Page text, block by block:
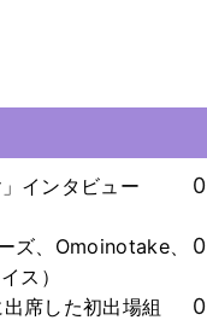
インタビュー
0
ズ、Omoinotake、
ス）
0
席した初出場組
0